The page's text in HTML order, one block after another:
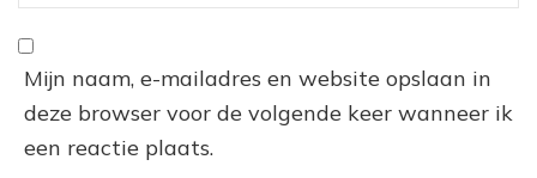
Mijn naam, e-mailadres en website opslaan in
deze browser voor de volgende keer wanneer ik
een reactie plaats.